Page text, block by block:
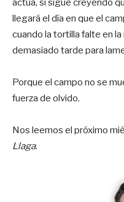
actúa, si sigue creyendo
llegará el día en que el
cuando la tortilla falte en la
demasiado tarde para
Porque el campo no se
fuerza de olvido.
Nos leemos el próximo
Llaga.